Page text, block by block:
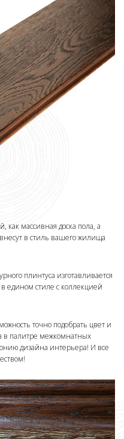
массивная доска пола, а
в стиль вашего жилища
плинтуса изготавливается
едином стиле с коллекцией
точно подобрать цвет и
в палитре межкомнатных
дизайна интерьера! И все